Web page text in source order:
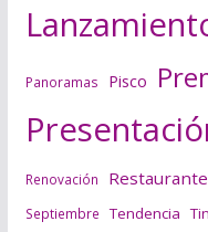
Panoramas Pisco
Renovación Restaurante
Septiembre Tendencia